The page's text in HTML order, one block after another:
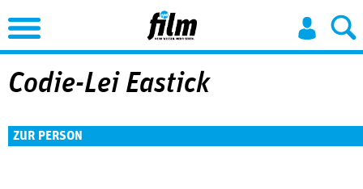
Jump to Navigation
Codie-Lei Eastick
ZUR PERSON